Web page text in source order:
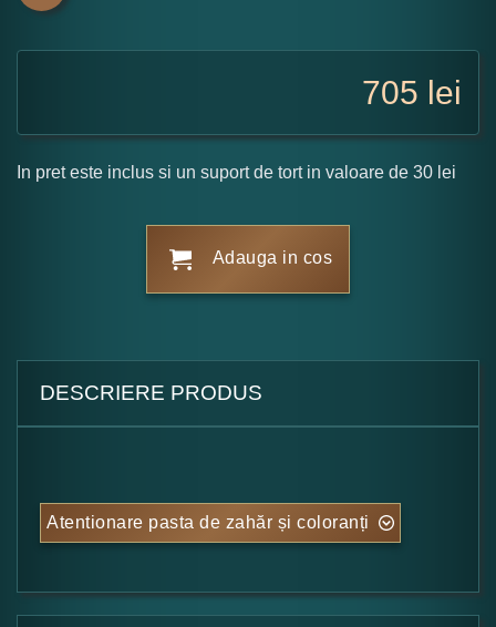
705 lei
In pret este inclus si un suport de tort in valoare de 30 lei
Adauga in cos
DESCRIERE PRODUS
Atentionare pasta de zahăr și coloranți